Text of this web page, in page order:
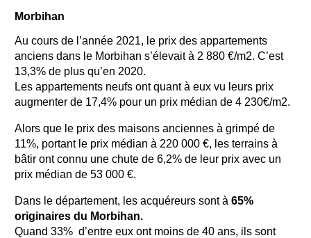
Morbihan
Au cours de l’année 2021, le prix des appartements
anciens dans le Morbihan s’élevait à 2 880 €/m2. C’est
13,3% de plus qu’en 2020.
Les appartements neufs ont quant à eux vu leurs prix
augmenter de 17,4% pour un prix médian de 4 230€/m2.
Alors que le prix des maisons anciennes à grimpé de
11%, portant le prix médian à 220 000 €, les terrains à
bâtir ont connu une chute de 6,2% de leur prix avec un
prix médian de 53 000 €.
Dans le département, les acquéreurs sont à 65%
originaires du Morbihan.
Quand 33% d’entre eux ont moins de 40 ans, ils sont